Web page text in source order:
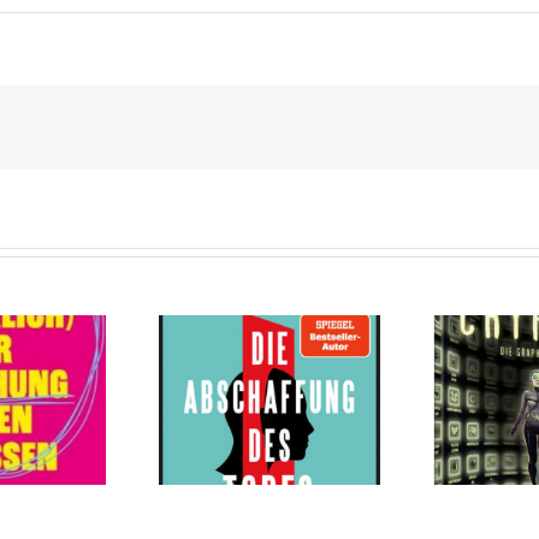
Abschaffung
Todes von
Eschbach
Cryptos von Ursula
Poznanski,
Christopher
Tauber, Timo
Grubing